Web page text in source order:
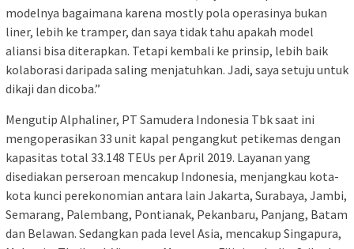
modelnya bagaimana karena mostly pola operasinya bukan
liner, lebih ke tramper, dan saya tidak tahu apakah model
aliansi bisa diterapkan. Tetapi kembali ke prinsip, lebih baik
kolaborasi daripada saling menjatuhkan. Jadi, saya setuju untuk
dikaji dan dicoba.”
Mengutip Alphaliner, PT Samudera Indonesia Tbk saat ini
mengoperasikan 33 unit kapal pengangkut petikemas dengan
kapasitas total 33.148 TEUs per April 2019. Layanan yang
disediakan perseroan mencakup Indonesia, menjangkau kota-
kota kunci perekonomian antara lain Jakarta, Surabaya, Jambi,
Semarang, Palembang, Pontianak, Pekanbaru, Panjang, Batam
dan Belawan. Sedangkan pada level Asia, mencakup Singapura,